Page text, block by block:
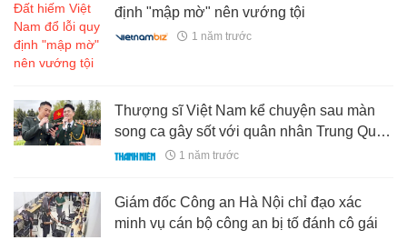
định "mập mờ" nên vướng tội
1 năm trước
Thượng sĩ Việt Nam kể chuyện sau màn
song ca gây sốt với quân nhân Trung Quốc
tại Nga
1 năm trước
Giám đốc Công an Hà Nội chỉ đạo xác
minh vụ cán bộ công an bị tố đánh cô gái